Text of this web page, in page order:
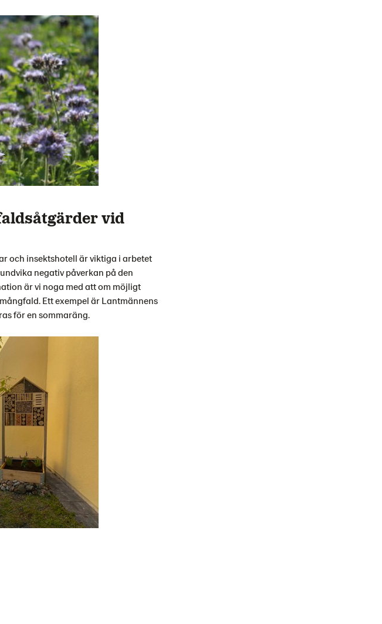
vid
och insektshotell är viktiga i arbetet
negativ påverkan på den
är vi noga med att om möjligt
Ett exempel är Lantmännens
för en sommaräng.